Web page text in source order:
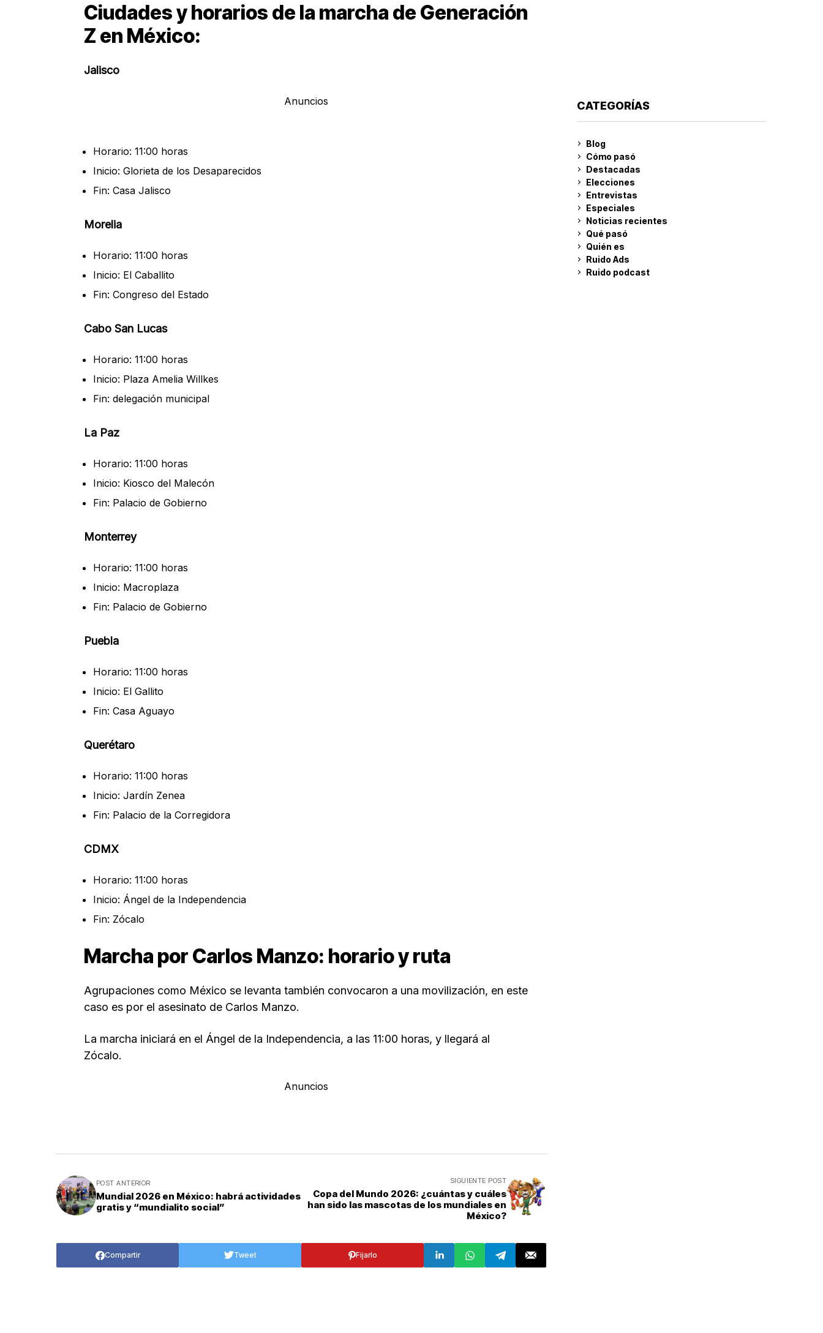
Ciudades y horarios de la marcha de Generación
Z en México:
Jalisco
Anuncios
Horario: 11:00 horas
Inicio: Glorieta de los Desaparecidos
Fin: Casa Jalisco
Morelia
Horario: 11:00 horas
Inicio: El Caballito
Fin: Congreso del Estado
Cabo San Lucas
Horario: 11:00 horas
Inicio: Plaza Amelia Willkes
Fin: delegación municipal
La Paz
Horario: 11:00 horas
Inicio: Kiosco del Malecón
Fin: Palacio de Gobierno
Monterrey
Horario: 11:00 horas
Inicio: Macroplaza
Fin: Palacio de Gobierno
Puebla
Horario: 11:00 horas
Inicio: El Gallito
Fin: Casa Aguayo
Querétaro
Horario: 11:00 horas
Inicio: Jardín Zenea
Fin: Palacio de la Corregidora
CDMX
Horario: 11:00 horas
Inicio: Ángel de la Independencia
Fin: Zócalo
Marcha por Carlos Manzo: horario y ruta
Agrupaciones como México se levanta también convocaron a una movilización, en este
caso es por el asesinato de Carlos Manzo.
La marcha iniciará en el Ángel de la Independencia, a las 11:00 horas, y llegará al
Zócalo.
Anuncios
POST ANTERIOR
Mundial 2026 en México: habrá actividades
gratis y “mundialito social”
SIGUIENTE POST
Copa del Mundo 2026: ¿cuántas y cuáles
han sido las mascotas de los mundiales en
México?
Compartir Tweet Fijarlo
CATEGORÍAS
Blog
Cómo pasó
Destacadas
Elecciones
Entrevistas
Especiales
Noticias recientes
Qué pasó
Quién es
Ruido Ads
Ruido podcast